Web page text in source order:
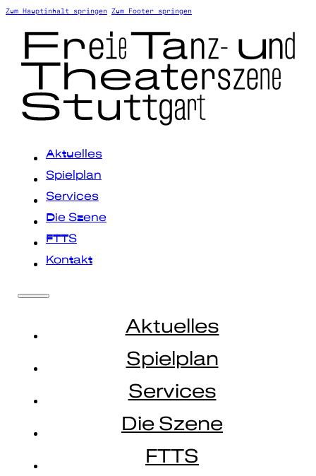
Zum Hauptinhalt springen Zum Footer springen
Aktuelles
Spielplan
Services
Die Szene
FTTS
Kontakt
Aktuelles
Spielplan
Services
Die Szene
FTTS